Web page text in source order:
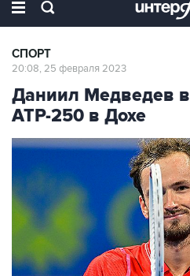
СПОРТ
20:08, 25 февраля 2023
Даниил Медведев
АТР-250 в Дохе